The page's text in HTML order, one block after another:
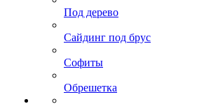
Под дерево
Сайдинг под брус
Софиты
Обрешетка